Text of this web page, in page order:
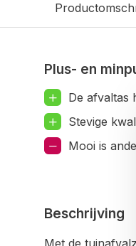
Plus- en
De afvaltas
Stevige
Mooi is
Beschrijving
Met de